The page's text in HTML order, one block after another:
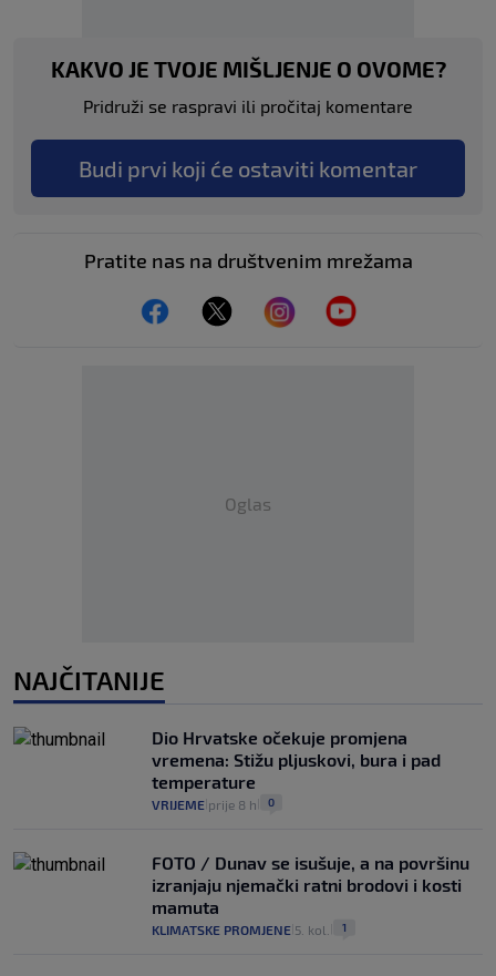
KAKVO JE TVOJE MIŠLJENJE O OVOME?
Pridruži se raspravi ili pročitaj komentare
Budi prvi koji će ostaviti komentar
Pratite nas na društvenim mrežama
Oglas
NAJČITANIJE
Dio Hrvatske očekuje promjena
vremena: Stižu pljuskovi, bura i pad
temperature
VRIJEME prije 8 h 0
FOTO / Dunav se isušuje, a na površinu
izranjaju njemački ratni brodovi i kosti
mamuta
KLIMATSKE PROMJENE 5. kol. 1